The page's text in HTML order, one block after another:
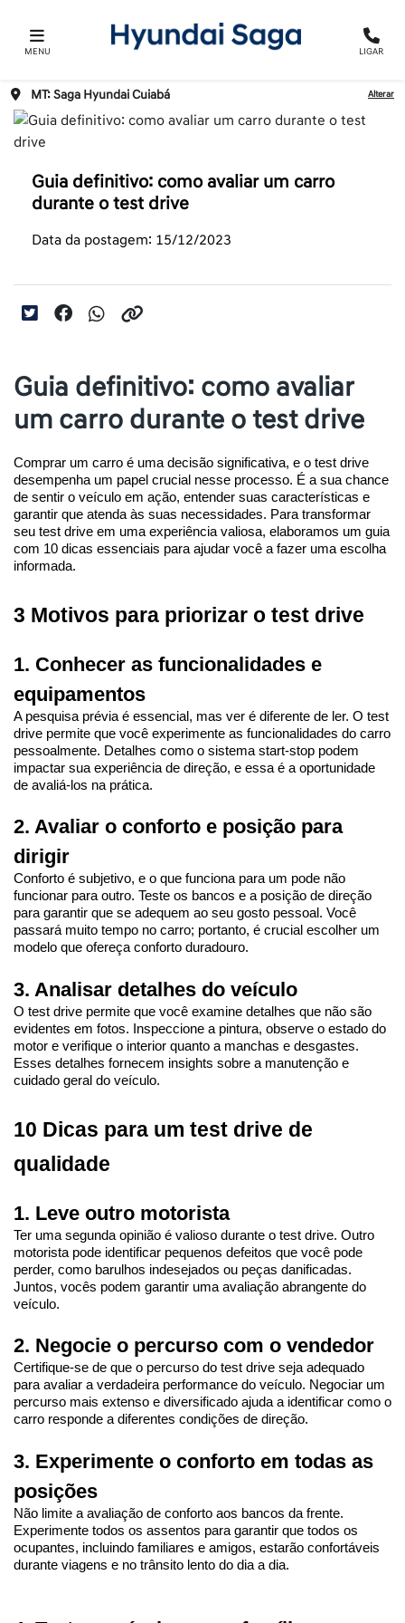
MENU LIGAR
MT: Saga Hyundai Cuiabá Alterar
Guia definitivo: como avaliar um carro
durante o test drive
Data da postagem: 15/12/2023
Guia definitivo: como avaliar
um carro durante o test drive
Comprar um carro é uma decisão significativa, e o test drive
desempenha um papel crucial nesse processo. É a sua chance
de sentir o veículo em ação, entender suas características e
garantir que atenda às suas necessidades. Para transformar
seu test drive em uma experiência valiosa, elaboramos um guia
com 10 dicas essenciais para ajudar você a fazer uma escolha
informada.
3 Motivos para priorizar o test drive
1. Conhecer as funcionalidades e
equipamentos
A pesquisa prévia é essencial, mas ver é diferente de ler. O test
drive permite que você experimente as funcionalidades do carro
pessoalmente. Detalhes como o sistema start-stop podem
impactar sua experiência de direção, e essa é a oportunidade
de avaliá-los na prática.
2. Avaliar o conforto e posição para
dirigir
Conforto é subjetivo, e o que funciona para um pode não
funcionar para outro. Teste os bancos e a posição de direção
para garantir que se adequem ao seu gosto pessoal. Você
passará muito tempo no carro; portanto, é crucial escolher um
modelo que ofereça conforto duradouro.
3. Analisar detalhes do veículo
O test drive permite que você examine detalhes que não são
evidentes em fotos. Inspeccione a pintura, observe o estado do
motor e verifique o interior quanto a manchas e desgastes.
Esses detalhes fornecem insights sobre a manutenção e
cuidado geral do veículo.
10 Dicas para um test drive de
qualidade
1. Leve outro motorista
Ter uma segunda opinião é valioso durante o test drive. Outro
motorista pode identificar pequenos defeitos que você pode
perder, como barulhos indesejados ou peças danificadas.
Juntos, vocês podem garantir uma avaliação abrangente do
veículo.
2. Negocie o percurso com o vendedor
Certifique-se de que o percurso do test drive seja adequado
para avaliar a verdadeira performance do veículo. Negociar um
percurso mais extenso e diversificado ajuda a identificar como o
carro responde a diferentes condições de direção.
3. Experimente o conforto em todas as
posições
Não limite a avaliação de conforto aos bancos da frente.
Experimente todos os assentos para garantir que todos os
ocupantes, incluindo familiares e amigos, estarão confortáveis
durante viagens e no trânsito lento do dia a dia.